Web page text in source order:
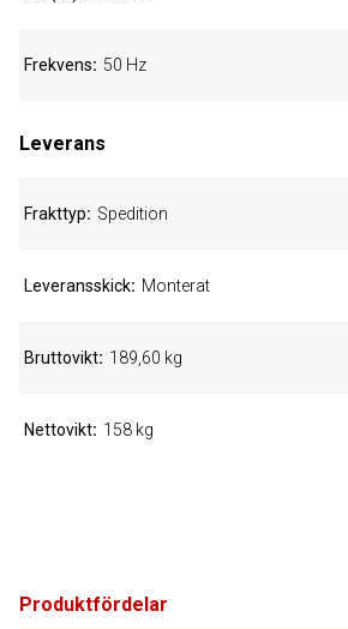
Produktfördelar
Frekvens 50 Hz
Leverans
Frakttyp Spedition
Leveransskick Monterat
Bruttovikt 189,60 kg
Nettovikt 158 kg